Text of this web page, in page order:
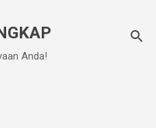
Anda!